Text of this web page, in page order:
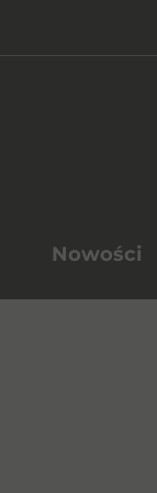
Nowości